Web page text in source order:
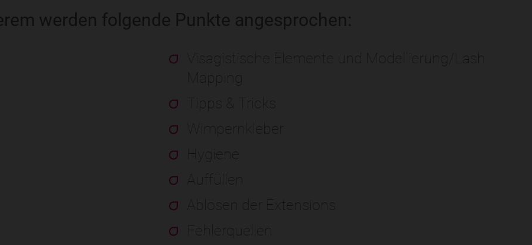
werden folgende Punkte angesprochen:
Visagistische Elemente und Modellierung/Lash
Mapping
Tipps & Tricks
Wimpernkleber
Hygiene
Auffüllen
Ablösen der Extensions
Fehlerquellen